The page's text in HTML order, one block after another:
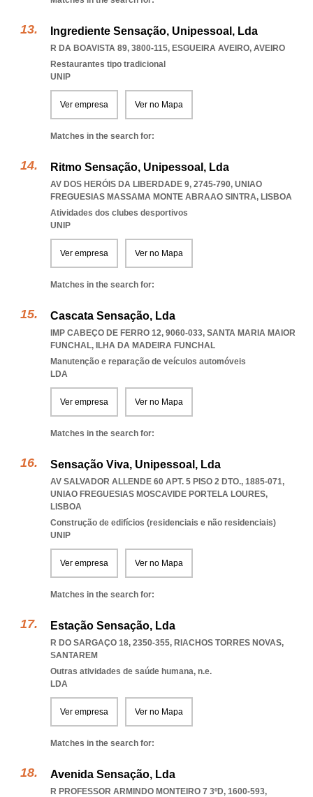
Ingrediente Sensação, Unipessoal, Lda
R DA BOAVISTA 89, 3800-115, ESGUEIRA AVEIRO, AVEIRO
Restaurantes tipo tradicional
UNIP
Ver empresa Ver no Mapa
Matches in the search for:
Ritmo Sensação, Unipessoal, Lda
AV DOS HERÓIS DA LIBERDADE 9, 2745-790, UNIAO
FREGUESIAS MASSAMA MONTE ABRAAO SINTRA, LISBOA
Atividades dos clubes desportivos
UNIP
Ver empresa Ver no Mapa
Matches in the search for:
Cascata Sensação, Lda
IMP CABEÇO DE FERRO 12, 9060-033, SANTA MARIA MAIOR
FUNCHAL, ILHA DA MADEIRA FUNCHAL
Manutenção e reparação de veículos automóveis
LDA
Ver empresa Ver no Mapa
Matches in the search for:
Sensação Viva, Unipessoal, Lda
AV SALVADOR ALLENDE 60 APT. 5 PISO 2 DTO., 1885-071,
UNIAO FREGUESIAS MOSCAVIDE PORTELA LOURES,
LISBOA
Construção de edifícios (residenciais e não residenciais)
UNIP
Ver empresa Ver no Mapa
Matches in the search for:
Estação Sensação, Lda
R DO SARGAÇO 18, 2350-355, RIACHOS TORRES NOVAS,
SANTAREM
Outras atividades de saúde humana, n.e.
LDA
Ver empresa Ver no Mapa
Matches in the search for:
Avenida Sensação, Lda
R PROFESSOR ARMINDO MONTEIRO 7 3ºD, 1600-593,